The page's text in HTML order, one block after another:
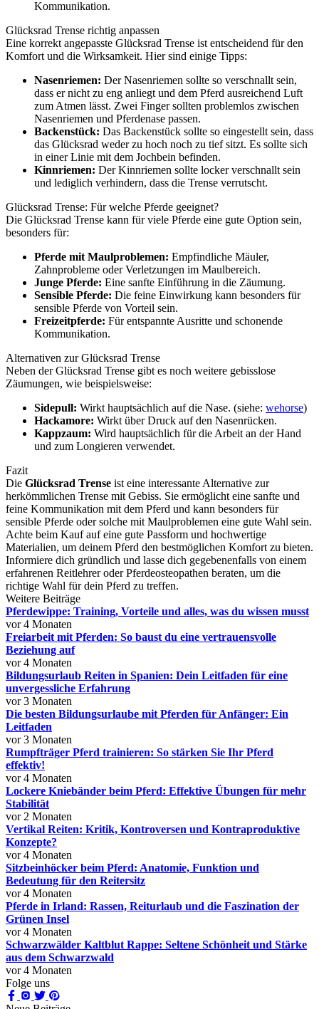
Kommunikation.
Glücksrad Trense richtig anpassen
Eine korrekt angepasste Glücksrad Trense ist entscheidend für den
Komfort und die Wirksamkeit. Hier sind einige Tipps:
Nasenriemen: Der Nasenriemen sollte so verschnallt sein,
dass er nicht zu eng anliegt und dem Pferd ausreichend Luft
zum Atmen lässt. Zwei Finger sollten problemlos zwischen
Nasenriemen und Pferdenase passen.
Backenstück: Das Backenstück sollte so eingestellt sein, dass
das Glücksrad weder zu hoch noch zu tief sitzt. Es sollte sich
in einer Linie mit dem Jochbein befinden.
Kinnriemen: Der Kinnriemen sollte locker verschnallt sein
und lediglich verhindern, dass die Trense verrutscht.
Glücksrad Trense: Für welche Pferde geeignet?
Die Glücksrad Trense kann für viele Pferde eine gute Option sein,
besonders für:
Pferde mit Maulproblemen: Empfindliche Mäuler,
Zahnprobleme oder Verletzungen im Maulbereich.
Junge Pferde: Eine sanfte Einführung in die Zäumung.
Sensible Pferde: Die feine Einwirkung kann besonders für
sensible Pferde von Vorteil sein.
Freizeitpferde: Für entspannte Ausritte und schonende
Kommunikation.
Alternativen zur Glücksrad Trense
Neben der Glücksrad Trense gibt es noch weitere gebisslose
Zäumungen, wie beispielsweise:
Sidepull: Wirkt hauptsächlich auf die Nase. (siehe: wehorse)
Hackamore: Wirkt über Druck auf den Nasenrücken.
Kappzaum: Wird hauptsächlich für die Arbeit an der Hand
und zum Longieren verwendet.
Fazit
Die Glücksrad Trense ist eine interessante Alternative zur
herkömmlichen Trense mit Gebiss. Sie ermöglicht eine sanfte und
feine Kommunikation mit dem Pferd und kann besonders für
sensible Pferde oder solche mit Maulproblemen eine gute Wahl sein.
Achte beim Kauf auf eine gute Passform und hochwertige
Materialien, um deinem Pferd den bestmöglichen Komfort zu bieten.
Informiere dich gründlich und lasse dich gegebenenfalls von einem
erfahrenen Reitlehrer oder Pferdeosteopathen beraten, um die
richtige Wahl für dein Pferd zu treffen.
Weitere Beiträge
Pferdewippe: Training, Vorteile und alles, was du wissen musst
vor 4 Monaten
Freiarbeit mit Pferden: So baust du eine vertrauensvolle
Beziehung auf
vor 4 Monaten
Bildungsurlaub Reiten in Spanien: Dein Leitfaden für eine
unvergessliche Erfahrung
vor 3 Monaten
Die besten Bildungsurlaube mit Pferden für Anfänger: Ein
Leitfaden
vor 3 Monaten
Rumpfträger Pferd trainieren: So stärken Sie Ihr Pferd
effektiv!
vor 4 Monaten
Lockere Kniebänder beim Pferd: Effektive Übungen für mehr
Stabilität
vor 2 Monaten
Vertikal Reiten: Kritik, Kontroversen und Kontraproduktive
Konzepte?
vor 4 Monaten
Sitzbeinhöcker beim Pferd: Anatomie, Funktion und
Bedeutung für den Reitersitz
vor 4 Monaten
Pferde in Irland: Rassen, Reiturlaub und die Faszination der
Grünen Insel
vor 4 Monaten
Schwarzwälder Kaltblut Rappe: Seltene Schönheit und Stärke
aus dem Schwarzwald
vor 4 Monaten
Folge uns